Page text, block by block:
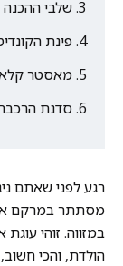
שלבי ההכנה
פינת
מאסטר
סדנת
רגע לפני שאתם
מסתתר במרקם
במזווה. זוהי
הולדת, והכי